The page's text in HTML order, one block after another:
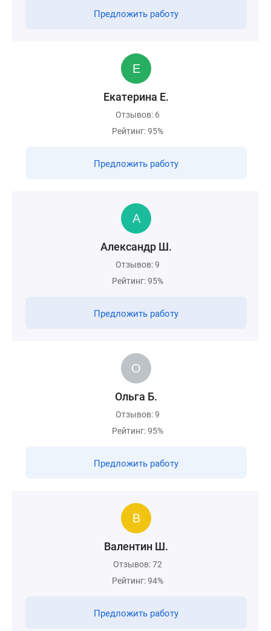
Предложить работу
Екатерина Е.
Отзывов: 6
Рейтинг: 95%
Предложить работу
Александр Ш.
Отзывов: 9
Рейтинг: 95%
Предложить работу
Ольга Б.
Отзывов: 9
Рейтинг: 95%
Предложить работу
Валентин Ш.
Отзывов: 72
Рейтинг: 94%
Предложить работу